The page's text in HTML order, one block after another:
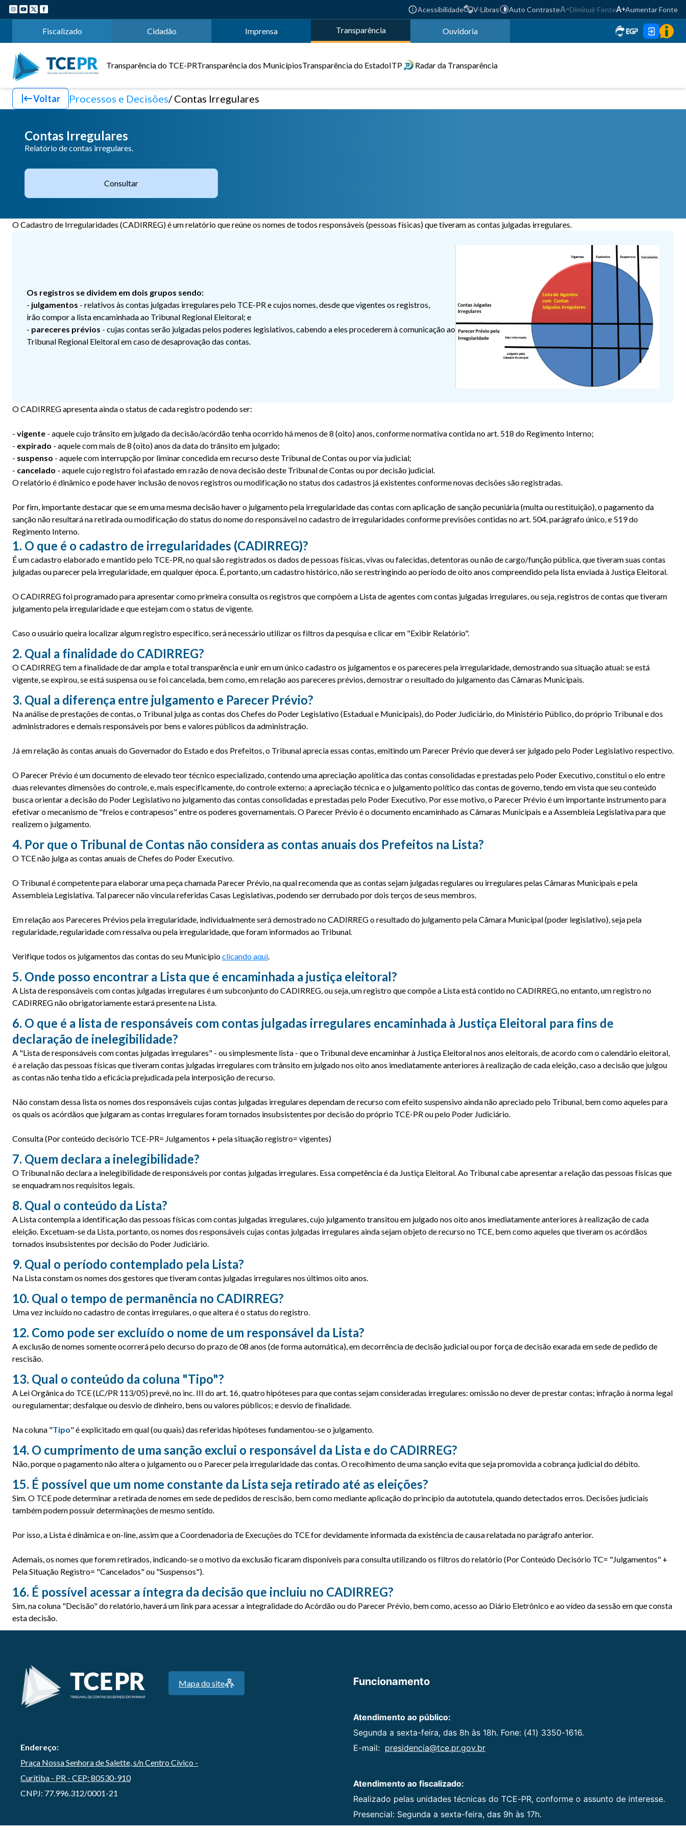
Acessibilidade V-Libras Auto Contraste Diminuir Fonte Aumentar Fonte
Fiscalizado Cidadão Imprensa Transparência Ouvidoria
Transparência do TCE-PRTransparência dos MunicípiosTransparência do EstadoITP Radar da Transparência
Voltar Processos e Decisões Contas Irregulares
Contas Irregulares
Relatório de contas irregulares.
Consultar
O Cadastro de Irregularidades (CADIRREG) é um relatório que reúne os nomes de todos responsáveis (pessoas físicas) que tiveram as contas julgadas irregulares.
Os registros se dividem em dois grupos sendo:
- julgamentos - relativos às contas julgadas irregulares pelo TCE-PR e cujos nomes, desde que vigentes os registros,
irão compor a lista encaminhada ao Tribunal Regional Eleitoral; e
- pareceres prévios - cujas contas serão julgadas pelos poderes legislativos, cabendo a eles procederem à comunicação ao
Tribunal Regional Eleitoral em caso de desaprovação das contas.
O CADIRREG apresenta ainda o status de cada registro podendo ser:
- vigente - aquele cujo trânsito em julgado da decisão/acórdão tenha ocorrido há menos de 8 (oito) anos, conforme normativa contida no art. 518 do Regimento Interno;
- expirado - aquele com mais de 8 (oito) anos da data do trânsito em julgado;
- suspenso - aquele com interrupção por liminar concedida em recurso deste Tribunal de Contas ou por via judicial;
- cancelado - aquele cujo registro foi afastado em razão de nova decisão deste Tribunal de Contas ou por decisão judicial.
O relatório é dinâmico e pode haver inclusão de novos registros ou modificação no status dos cadastros já existentes conforme novas decisões são registradas.
Por fim, importante destacar que se em uma mesma decisão haver o julgamento pela irregularidade das contas com aplicação de sanção pecuniária (multa ou restituição), o pagamento da
sanção não resultará na retirada ou modificação do status do nome do responsável no cadastro de irregularidades conforme previsões contidas no art. 504, parágrafo único, e 519 do
Regimento Interno.
1. O que é o cadastro de irregularidades (CADIRREG)?
É um cadastro elaborado e mantido pelo TCE-PR, no qual são registrados os dados de pessoas físicas, vivas ou falecidas, detentoras ou não de cargo/função pública, que tiveram suas contas
julgadas ou parecer pela irregularidade, em qualquer época. É, portanto, um cadastro histórico, não se restringindo ao período de oito anos compreendido pela lista enviada à Justiça Eleitoral.
O CADIRREG foi programado para apresentar como primeira consulta os registros que compõem a Lista de agentes com contas julgadas irregulares, ou seja, registros de contas que tiveram
julgamento pela irregularidade e que estejam com o status de vigente.
Caso o usuário queira localizar algum registro específico, será necessário utilizar os filtros da pesquisa e clicar em "Exibir Relatório".
2. Qual a finalidade do CADIRREG?
O CADIRREG tem a finalidade de dar ampla e total transparência e unir em um único cadastro os julgamentos e os pareceres pela irregularidade, demostrando sua situação atual: se está
vigente, se expirou, se está suspensa ou se foi cancelada, bem como, em relação aos pareceres prévios, demostrar o resultado do julgamento das Câmaras Municipais.
3. Qual a diferença entre julgamento e Parecer Prévio?
Na análise de prestações de contas, o Tribunal julga as contas dos Chefes do Poder Legislativo (Estadual e Municipais), do Poder Judiciário, do Ministério Público, do próprio Tribunal e dos
administradores e demais responsáveis por bens e valores públicos da administração.
Já em relação às contas anuais do Governador do Estado e dos Prefeitos, o Tribunal aprecia essas contas, emitindo um Parecer Prévio que deverá ser julgado pelo Poder Legislativo respectivo.
O Parecer Prévio é um documento de elevado teor técnico especializado, contendo uma apreciação apolítica das contas consolidadas e prestadas pelo Poder Executivo, constitui o elo entre
duas relevantes dimensões do controle, e, mais especificamente, do controle externo: a apreciação técnica e o julgamento político das contas de governo, tendo em vista que seu conteúdo
busca orientar a decisão do Poder Legislativo no julgamento das contas consolidadas e prestadas pelo Poder Executivo. Por esse motivo, o Parecer Prévio é um importante instrumento para
efetivar o mecanismo de "freios e contrapesos" entre os poderes governamentais. O Parecer Prévio é o documento encaminhado as Câmaras Municipais e a Assembleia Legislativa para que
realizem o julgamento.
4. Por que o Tribunal de Contas não considera as contas anuais dos Prefeitos na Lista?
O TCE não julga as contas anuais de Chefes do Poder Executivo.
O Tribunal é competente para elaborar uma peça chamada Parecer Prévio, na qual recomenda que as contas sejam julgadas regulares ou irregulares pelas Câmaras Municipais e pela
Assembleia Legislativa. Tal parecer não vincula referidas Casas Legislativas, podendo ser derrubado por dois terços de seus membros.
Em relação aos Pareceres Prévios pela irregularidade, individualmente será demostrado no CADIRREG o resultado do julgamento pela Câmara Municipal (poder legislativo), seja pela
regularidade, regularidade com ressalva ou pela irregularidade, que foram informados ao Tribunal.
Verifique todos os julgamentos das contas do seu Municípioclicando aqui.
5. Onde posso encontrar a Lista que é encaminhada a justiça eleitoral?
A Lista de responsáveis com contas julgadas irregulares é um subconjunto do CADIRREG, ou seja, um registro que compõe a Lista está contido no CADIRREG, no entanto, um registro no
CADIRREG não obrigatoriamente estará presente na Lista.
6. O que é a lista de responsáveis com contas julgadas irregulares encaminhada à Justiça Eleitoral para fins de
declaração de inelegibilidade?
A "Lista de responsáveis com contas julgadas irregulares" - ou simplesmente lista - que o Tribunal deve encaminhar à Justiça Eleitoral nos anos eleitorais, de acordo com o calendário eleitoral,
é a relação das pessoas físicas que tiveram contas julgadas irregulares com trânsito em julgado nos oito anos imediatamente anteriores à realização de cada eleição, caso a decisão que julgou
as contas não tenha tido a eficácia prejudicada pela interposição de recurso.
Não constam dessa lista os nomes dos responsáveis cujas contas julgadas irregulares dependam de recurso com efeito suspensivo ainda não apreciado pelo Tribunal, bem como aqueles para
os quais os acórdãos que julgaram as contas irregulares foram tornados insubsistentes por decisão do próprio TCE-PR ou pelo Poder Judiciário.
Consulta (Por conteúdo decisório TCE-PR= Julgamentos + pela situação registro= vigentes)
7. Quem declara a inelegibilidade?
O Tribunal não declara a inelegibilidade de responsáveis por contas julgadas irregulares. Essa competência é da Justiça Eleitoral. Ao Tribunal cabe apresentar a relação das pessoas físicas que
se enquadram nos requisitos legais.
8. Qual o conteúdo da Lista?
A Lista contempla a identificação das pessoas físicas com contas julgadas irregulares, cujo julgamento transitou em julgado nos oito anos imediatamente anteriores à realização de cada
eleição. Excetuam-se da Lista, portanto, os nomes dos responsáveis cujas contas julgadas irregulares ainda sejam objeto de recurso no TCE, bem como aqueles que tiveram os acórdãos
tornados insubsistentes por decisão do Poder Judiciário.
9. Qual o período contemplado pela Lista?
Na Lista constam os nomes dos gestores que tiveram contas julgadas irregulares nos últimos oito anos.
10. Qual o tempo de permanência no CADIRREG?
Uma vez incluído no cadastro de contas irregulares, o que altera é o status do registro.
12. Como pode ser excluído o nome de um responsável da Lista?
A exclusão de nomes somente ocorrerá pelo decurso do prazo de 08 anos (de forma automática), em decorrência de decisão judicial ou por força de decisão exarada em sede de pedido de
rescisão.
13. Qual o conteúdo da coluna "Tipo"?
A Lei Orgânica do TCE (LC/PR 113/05) prevê, no inc. III do art. 16, quatro hipóteses para que contas sejam consideradas irregulares: omissão no dever de prestar contas; infração à norma legal
ou regulamentar; desfalque ou desvio de dinheiro, bens ou valores públicos; e desvio de finalidade.
Na coluna "Tipo" é explicitado em qual (ou quais) das referidas hipóteses fundamentou-se o julgamento.
14. O cumprimento de uma sanção exclui o responsável da Lista e do CADIRREG?
Não, porque o pagamento não altera o julgamento ou o Parecer pela irregularidade das contas. O recolhimento de uma sanção evita que seja promovida a cobrança judicial do débito.
15. É possível que um nome constante da Lista seja retirado até as eleições?
Sim. O TCE pode determinar a retirada de nomes em sede de pedidos de rescisão, bem como mediante aplicação do princípio da autotutela, quando detectados erros. Decisões judiciais
também podem possuir determinações de mesmo sentido.
Por isso, a Lista é dinâmica e on-line, assim que a Coordenadoria de Execuções do TCE for devidamente informada da existência de causa relatada no parágrafo anterior.
Ademais, os nomes que forem retirados, indicando-se o motivo da exclusão ficaram disponíveis para consulta utilizando os filtros do relatório (Por Conteúdo Decisório TC= "Julgamentos" +
Pela Situação Registro= "Cancelados" ou "Suspensos").
16. É possível acessar a íntegra da decisão que incluiu no CADIRREG?
Sim, na coluna "Decisão" do relatório, haverá um link para acessar a integralidade do Acórdão ou do Parecer Prévio, bem como, acesso ao Diário Eletrônico e ao vídeo da sessão em que consta
esta decisão.
Mapa do site
Endereço:
Praça Nossa Senhora de Salette, s/n Centro Cívico -
Curitiba - PR - CEP: 80530-910
CNPJ: 77.996.312/0001-21
Funcionamento
Atendimento ao público:
Segunda a sexta-feira, das 8h às 18h. Fone: (41) 3350-1616.
E-mail: presidencia@tce.pr.gov.br
Atendimento ao fiscalizado:
Realizado pelas unidades técnicas do TCE-PR, conforme o assunto de interesse.
Presencial: Segunda a sexta-feira, das 9h às 17h.